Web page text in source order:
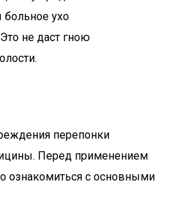
больное ухо
не даст гною
перепонки
Перед применением
ознакомиться с основными